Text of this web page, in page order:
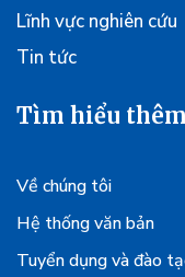
Lĩnh vực nghiên cứu
Tin tức
Tìm hiểu thêm
Về chúng tôi
Hệ thống văn bản
Tuyển dụng và đào